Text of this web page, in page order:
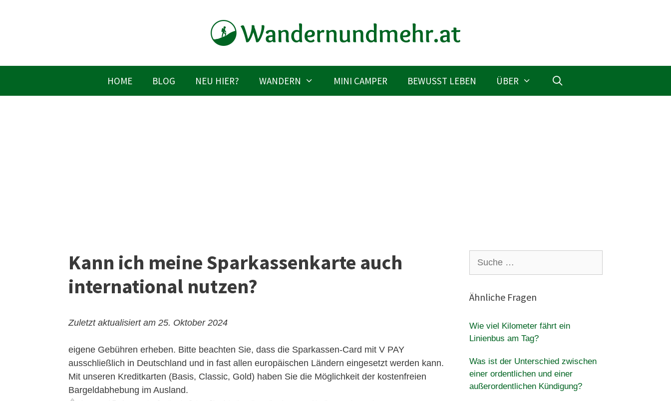
HOME BLOG NEU HIER? WANDERN MINI CAMPER BEWUSST LEBEN ÜBER
Kann ich meine Sparkassenkarte auch
international nutzen?
Zuletzt aktualisiert am 25. Oktober 2024
eigene Gebühren erheben. Bitte beachten Sie, dass die Sparkassen-Card mit V PAY
ausschließlich in Deutschland und in fast allen europäischen Ländern eingesetzt werden kann.
Mit unseren Kreditkarten (Basis, Classic, Gold) haben Sie die Möglichkeit der kostenfreien
Bargeldabhebung im Ausland.
nach:
Ähnliche Fragen
Wie viel Kilometer fährt ein
Linienbus am Tag?
Was ist der Unterschied zwischen
einer ordentlichen und einer
außerordentlichen Kündigung?